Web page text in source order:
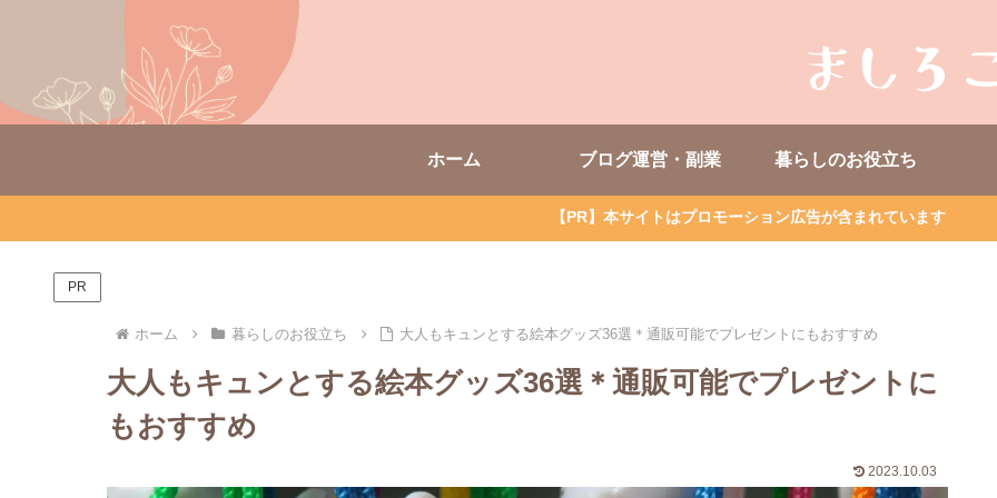
ホーム ブログ運営・副業 暮らしのお役立ち
【PR】本サイトはプロモーション広告が含まれています
PR
ホーム 暮らしのお役立ち 大人もキュンとする絵本グッズ36選＊通販可能でプレゼントにもおすすめ
大人もキュンとする絵本グッズ36選＊通販可能でプレゼントに
もおすすめ
2023.10.03